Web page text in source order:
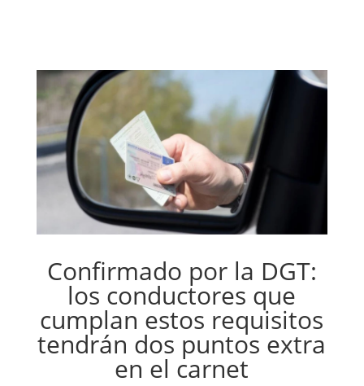
Confirmado por la DGT:
los conductores que
cumplan estos requisitos
tendrán dos puntos extra
en el carnet